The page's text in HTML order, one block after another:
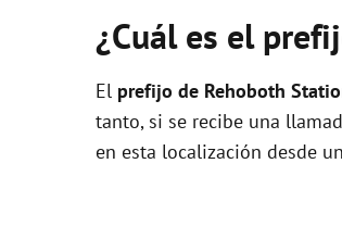
¿Cuál es el
El prefijo de Rehoboth
tanto, si se recibe una
en esta localización desde